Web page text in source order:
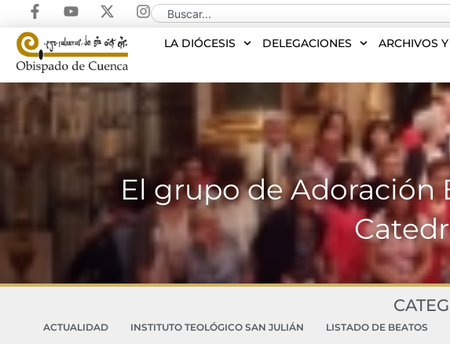
LA DIÓCESIS DELEGACIONES ARCHIVOS
El grupo de Adoración
ACTUALIDAD INSTITUTO TEOLÓGICO SAN JULIÁN LISTADO DE BEATOS